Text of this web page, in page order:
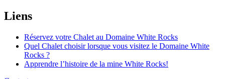
Liens
Réservez votre Chalet au Domaine White Rocks
Quel Chalet choisir lorsque vous visitez le Domaine White
Rocks ?
Apprendre l’histoire de la mine White Rocks!